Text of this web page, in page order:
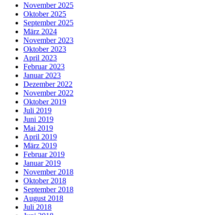
November 2025
Oktober 2025
September 2025
März 2024
November 2023
Oktober 2023
April 2023
Februar 2023
Januar 2023
Dezember 2022
November 2022
Oktober 2019
Juli 2019
Juni 2019
Mai 2019
April 2019
März 2019
Februar 2019
Januar 2019
November 2018
Oktober 2018
September 2018
August 2018
Juli 2018